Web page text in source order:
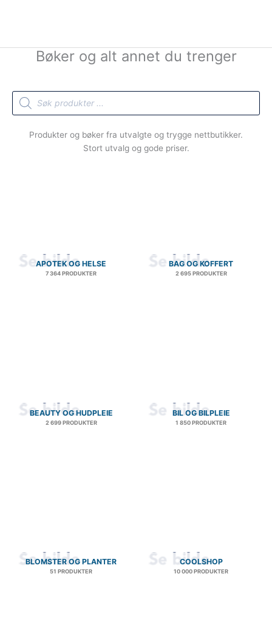
Bøker og alt annet du trenger
Products
search
Produkter og bøker fra utvalgte og trygge nettbutikker.
Stort utvalg og gode priser.
APOTEK OG HELSE
7 364 PRODUKTER
BAG OG KOFFERT
2 695 PRODUKTER
BEAUTY OG HUDPLEIE
2 699 PRODUKTER
BIL OG BILPLEIE
1 850 PRODUKTER
BLOMSTER OG PLANTER
51 PRODUKTER
COOLSHOP
10 000 PRODUKTER